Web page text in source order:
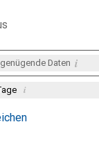
Daten i
i